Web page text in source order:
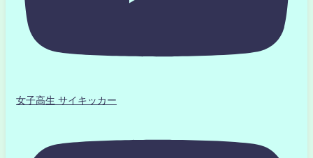
女子高生 サイキッカー